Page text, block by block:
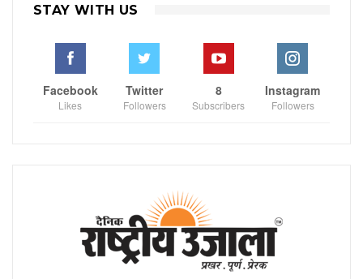
STAY WITH US
Facebook
Likes
Twitter
Followers
8
Subscribers
Instagram
Followers